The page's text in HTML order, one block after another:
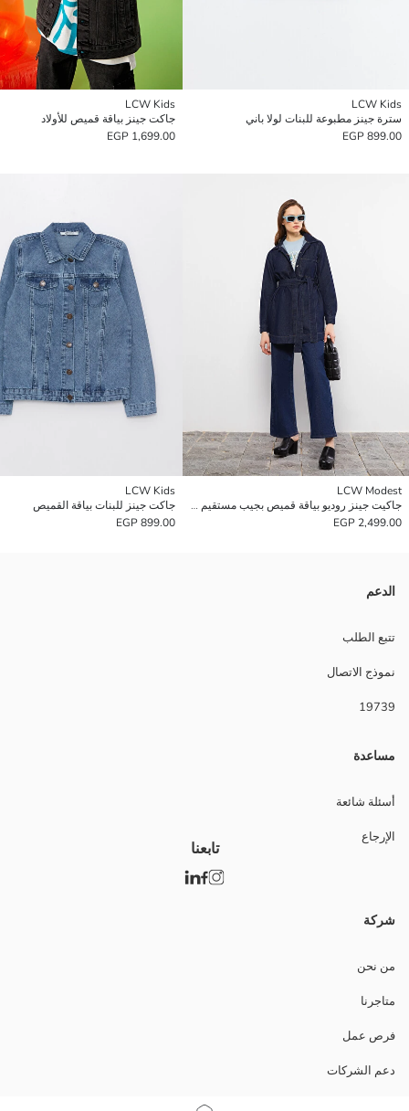
LCW Kids
سترة جينز مطبوعة للبنات لولا باني
899.00 EGP
LCW Kids
جاكت جينز بياقة قميص للأولاد
1,699.00 EGP
LCW Modest
جاكيت جينز روديو بياقة قميص بجيب مستقيم بتفاصيل كم طويل للسيدات
2,499.00 EGP
LCW Kids
جاكت جينز للبنات بياقة القميص
899.00 EGP
الدعم
تتبع الطلب
نموذج الاتصال
19739
مساعدة
أسئلة شائعة
الإرجاع
شركة
من نحن
متاجرنا
فرص عمل
دعم الشركات
تابعنا